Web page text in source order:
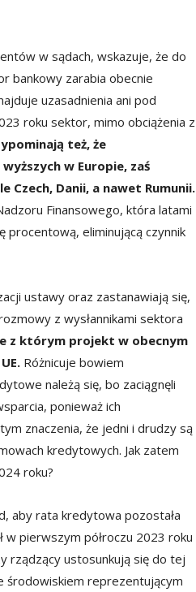
w sądach, wskazuje, że do
bankowy zarabia obecnie
uzasadnienia ani pod
roku sektor, mimo obciążenia z
też, że
w Europie, zaś
Danii, a nawet Rumunii.
Finansowego, która latami
eliminującą czynnik
ustawy oraz zastanawiają się,
z wysłannikami sektora
z którym projekt w obecnym
Różnicuje bowiem
należą się, bo zaciągnęli
ponieważ ich
znaczenia, że jedni i drudzy są
kredytowych. Jak zatem
roku?
aby rata kredytowa pozostała
w pierwszym półroczu 2023 roku
rządzący ustosunkują się do tej
środowiskiem reprezentującym